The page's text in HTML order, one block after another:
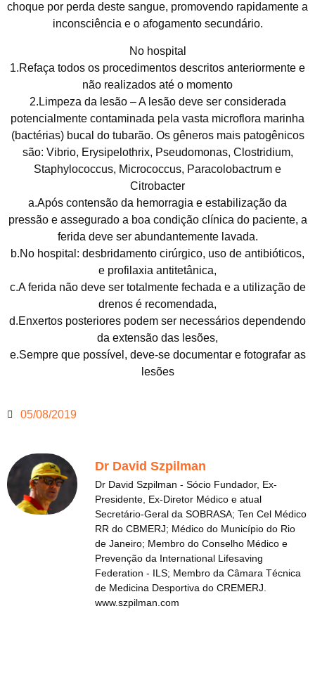
choque por perda deste sangue, promovendo rapidamente a
inconsciência e o afogamento secundário.
No hospital
1.Refaça todos os procedimentos descritos anteriormente e
não realizados até o momento
2.Limpeza da lesão – A lesão deve ser considerada
potencialmente contaminada pela vasta microflora marinha
(bactérias) bucal do tubarão. Os gêneros mais patogênicos
são: Vibrio, Erysipelothrix, Pseudomonas, Clostridium,
Staphylococcus, Micrococcus, Paracolobactrum e
Citrobacter
a.Após contensão da hemorragia e estabilização da
pressão e assegurado a boa condição clínica do paciente, a
ferida deve ser abundantemente lavada.
b.No hospital: desbridamento cirúrgico, uso de antibióticos,
e profilaxia antitetânica,
c.A ferida não deve ser totalmente fechada e a utilização de
drenos é recomendada,
d.Enxertos posteriores podem ser necessários dependendo
da extensão das lesões,
e.Sempre que possível, deve-se documentar e fotografar as
lesões
05/08/2019
Dr David Szpilman
Dr David Szpilman - Sócio Fundador, Ex-
Presidente, Ex-Diretor Médico e atual
Secretário-Geral da SOBRASA; Ten Cel Médico
RR do CBMERJ; Médico do Município do Rio
de Janeiro; Membro do Conselho Médico e
Prevenção da International Lifesaving
Federation - ILS; Membro da Câmara Técnica
de Medicina Desportiva do CREMERJ.
www.szpilman.com